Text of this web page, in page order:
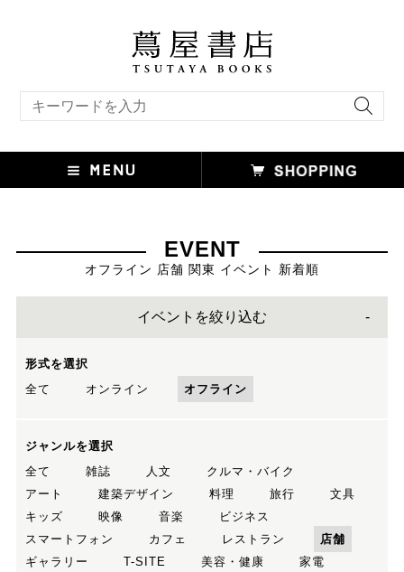
EVENT
オフライン 店舗 関東 イベント 新着順
イベントを絞り込む
形式を選択
全て
オンライン オフライン
ジャンルを選択
全て
雑誌 人文
クルマ・バイク
アート
建築デザイン 料理 旅行
文具
キッズ
映像 音楽
ビジネス
スマートフォン
カフェ レストラン
店舗
ギャラリー
T-SITE 美容・健康
家電